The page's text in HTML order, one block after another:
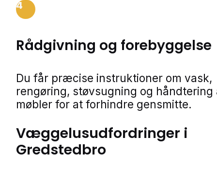
4
Rådgivning og forebyggelse
Du får præcise instruktioner om vask,
rengøring, støvsugning og håndtering
møbler for at forhindre gensmitte.
Væggelusudfordringer i
Gredstedbro